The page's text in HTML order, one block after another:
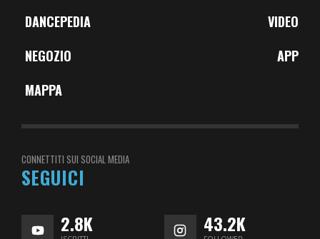
VIDEO
DANCEPEDIA
APP
NEGOZIO
MAPPA
CONNETTITI SUI SOCIAL MEDIA
SEGUICI
2.8K 43.2K